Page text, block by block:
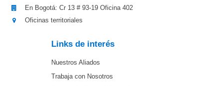
En Bogotá: Cr 13 # 93-19 Oficina 402
Oficinas territoriales
Links de interés
Nuestros Aliados
Trabaja con Nosotros